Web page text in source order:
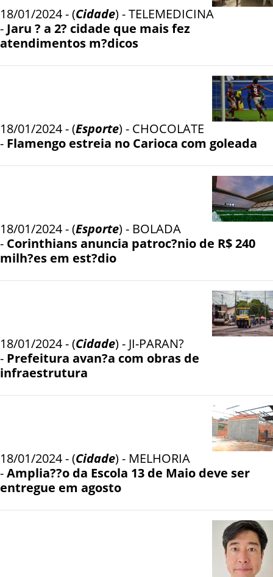
18/01/2024 - (Cidade) - TELEMEDICINA
- Jaru ? a 2? cidade que mais fez
atendimentos m?dicos
18/01/2024 - (Esporte) - CHOCOLATE
- Flamengo estreia no Carioca com goleada
18/01/2024 - (Esporte) - BOLADA
- Corinthians anuncia patroc?nio de R$ 240
milh?es em est?dio
18/01/2024 - (Cidade) - JI-PARAN?
- Prefeitura avan?a com obras de
infraestrutura
18/01/2024 - (Cidade) - MELHORIA
-Amplia??o da Escola 13 de Maio deve ser
entregue em agosto